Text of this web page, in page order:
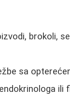
brokoli,
sa
ili